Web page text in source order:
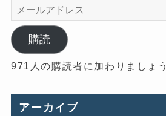
メ
ー
ル
ア
ド
ス
購読
971人の購読者に加わりましょう
アーカイブ